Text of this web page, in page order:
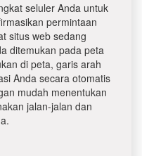
seluler Anda untuk
permintaan
situs web sedang
ditemukan pada peta
di peta, garis arah
Anda secara otomatis
mudah menentukan
jalan-jalan dan